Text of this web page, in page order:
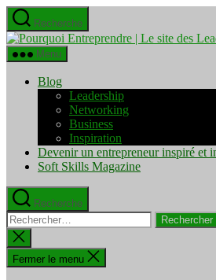
Aller
au
contenu
Recherche
Menu
Blog
Leadership
Networking
Business
Inspiration
Devenir un entrepreneur inspiré et
Soft Skills Magazine
Recherche
Rechercher :
Fermer
la
recherche
Fermer le menu